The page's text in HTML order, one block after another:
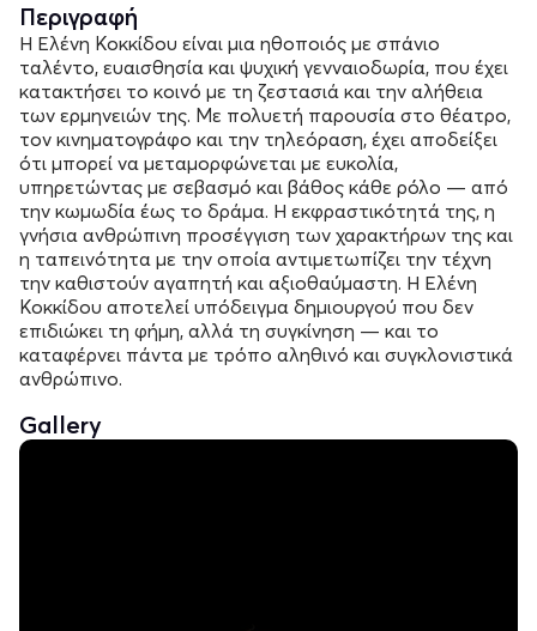
Περιγραφή
Η Ελένη Κοκκίδου είναι μια ηθοποιός με σπάνιο
ταλέντο, ευαισθησία και ψυχική γενναιοδωρία, που έχει
κατακτήσει το κοινό με τη ζεστασιά και την αλήθεια
των ερμηνειών της. Με πολυετή παρουσία στο θέατρο,
τον κινηματογράφο και την τηλεόραση, έχει αποδείξει
ότι μπορεί να μεταμορφώνεται με ευκολία,
υπηρετώντας με σεβασμό και βάθος κάθε ρόλο — από
την κωμωδία έως το δράμα. Η εκφραστικότητά της, η
γνήσια ανθρώπινη προσέγγιση των χαρακτήρων της και
η ταπεινότητα με την οποία αντιμετωπίζει την τέχνη
την καθιστούν αγαπητή και αξιοθαύμαστη. Η Ελένη
Κοκκίδου αποτελεί υπόδειγμα δημιουργού που δεν
επιδιώκει τη φήμη, αλλά τη συγκίνηση — και το
καταφέρνει πάντα με τρόπο αληθινό και συγκλονιστικά
ανθρώπινο.
Gallery